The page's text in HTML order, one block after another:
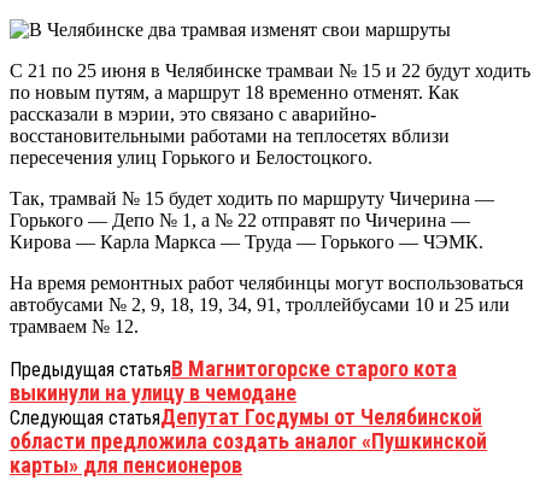
С 21 по 25 июня в Челябинске трамваи № 15 и 22 будут ходить
по новым путям, а маршрут 18 временно отменят. Как
рассказали в мэрии, это связано с аварийно-
восстановительными работами на теплосетях вблизи
пересечения улиц Горького и Белостоцкого.
Так, трамвай № 15 будет ходить по маршруту Чичерина —
Горького — Депо № 1, а № 22 отправят по Чичерина —
Кирова — Карла Маркса — Труда — Горького — ЧЭМК.
На время ремонтных работ челябинцы могут воспользоваться
автобусами № 2, 9, 18, 19, 34, 91, троллейбусами 10 и 25 или
трамваем № 12.
Предыдущая статьяВ Магнитогорске старого кота
выкинули на улицу в чемодане
Следующая статьяДепутат Госдумы от Челябинской
области предложила создать аналог «Пушкинской
карты» для пенсионеров